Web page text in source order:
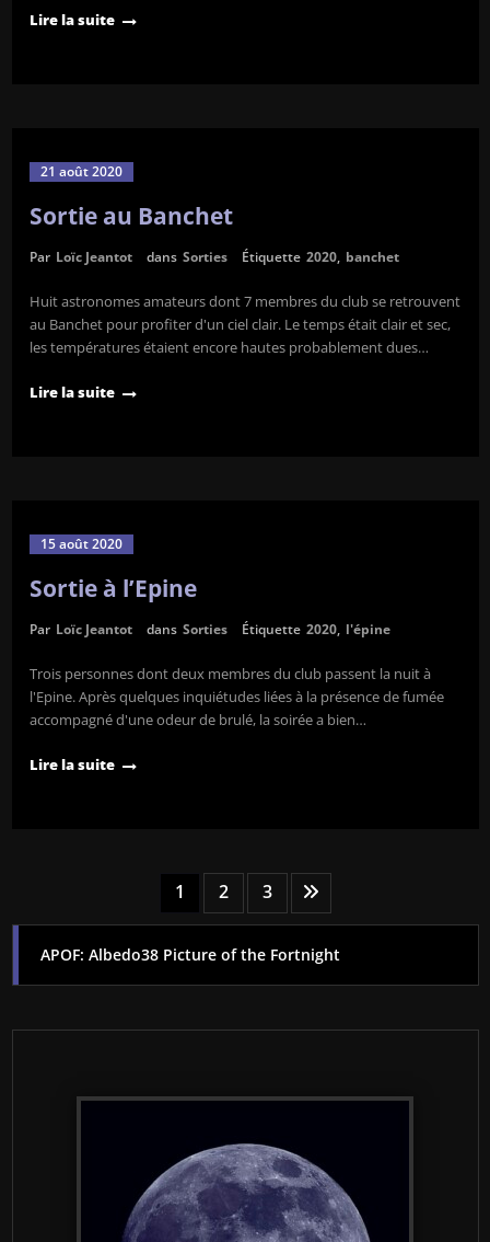
Lire la suite
21 août 2020
Sortie au Banchet
Par Loïc Jeantot dans Sorties Étiquette 2020, banchet
Huit astronomes amateurs dont 7 membres du club se retrouvent
au Banchet pour profiter d'un ciel clair. Le temps était clair et sec,
les températures étaient encore hautes probablement dues…
Lire la suite
15 août 2020
Sortie à l’Epine
Par Loïc Jeantot dans Sorties Étiquette 2020, l'épine
Trois personnes dont deux membres du club passent la nuit à
l'Epine. Après quelques inquiétudes liées à la présence de fumée
accompagné d'une odeur de brulé, la soirée a bien…
Lire la suite
des
publications
1 2 3
APOF: Albedo38 Picture of the Fortnight